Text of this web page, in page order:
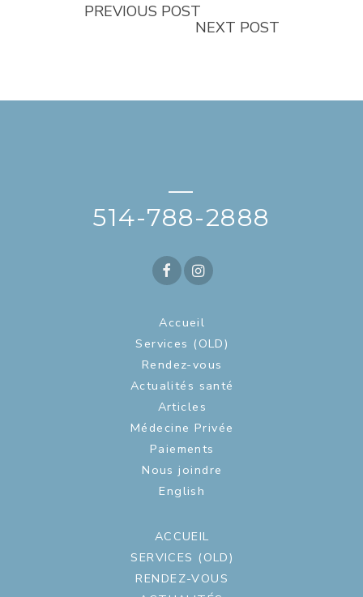
PREVIOUS POST
NEXT POST
—
514-788-2888
Accueil
Services (OLD)
Rendez-vous
Actualités santé
Articles
Médecine Privée
Paiements
Nous joindre
English
ACCUEIL
SERVICES (OLD)
RENDEZ-VOUS